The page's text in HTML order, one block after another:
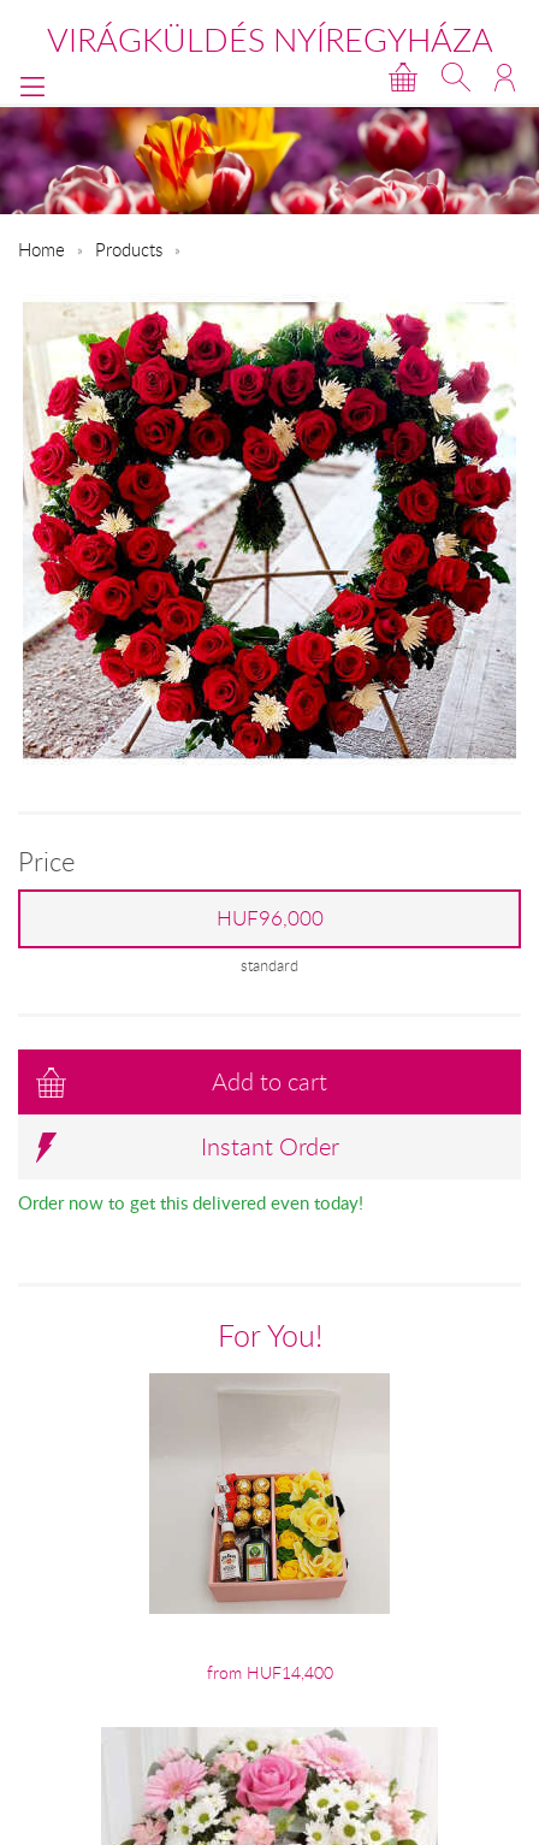
VIRÁGKÜLDÉS NYÍREGYHÁZA
Home Products
Price
HUF96,000
standard
Add to cart
Instant Order
Order now to get this delivered even today!
For You!
from HUF14,400